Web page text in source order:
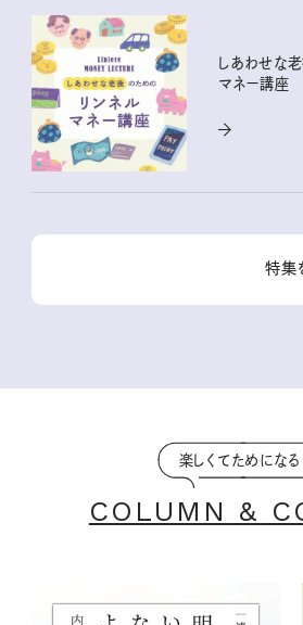
しあわせな
マネー講座
特集
楽しくてためになる
COLUMN &